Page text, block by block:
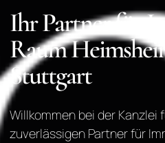
Ihr Partner für
Raum
Stuttgart
Willkommen bei der Kanzlei
zuverlässigen Partner für